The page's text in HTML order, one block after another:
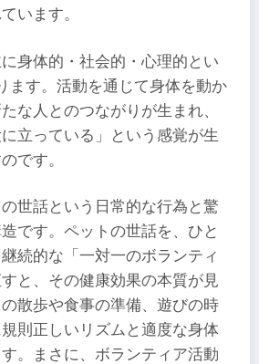
います。
身体的・社会的・心理的とい
ます。活動を通じて身体を動か
な人とのつながりが生まれ、
立っている」という感覚が生
です。
世話という日常的な行為と驚
です。ペットの世話を、ひと
続的な「一対一のボランティ
と、その健康効果の本質が見
散歩や食事の準備、遊びの時
則正しいリズムと適度な身体
。まさに、ボランティア活動